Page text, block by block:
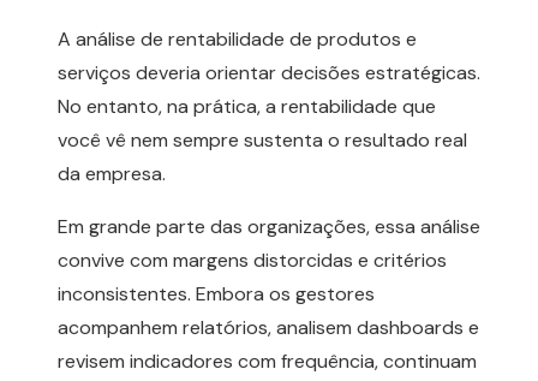
A análise de rentabilidade de produtos e
serviços deveria orientar decisões estratégicas.
No entanto, na prática, a rentabilidade que
você vê nem sempre sustenta o resultado real
da empresa.
Em grande parte das organizações, essa análise
convive com margens distorcidas e critérios
inconsistentes. Embora os gestores
acompanhem relatórios, analisem dashboards e
revisem indicadores com frequência, continuam